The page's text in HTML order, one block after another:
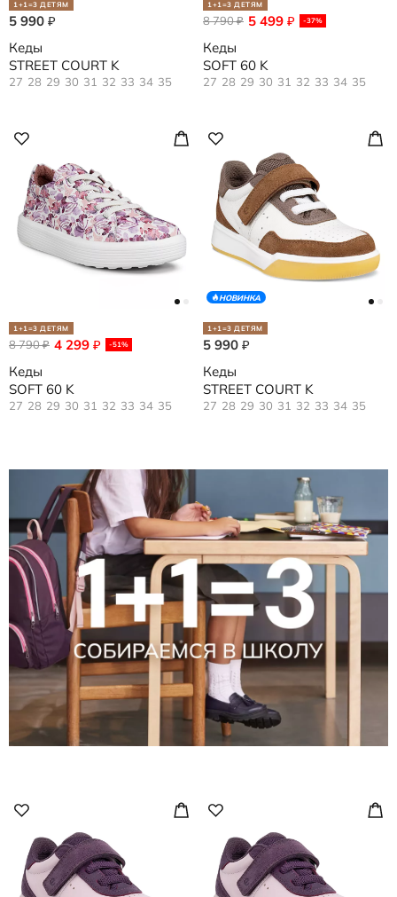
1+1=3 ДЕТЯМ
5 990 ₽
Кеды
STREET COURT K
27 28 29 30 31 32 33 34 35
1+1=3 ДЕТЯМ
5 499 ₽ -37%
8 790₽
Кеды
SOFT 60 K
27 28 29 30 31 32 33 34 35
1+1=3 ДЕТЯМ
4 299 ₽ -51%
8 790₽
Кеды
SOFT 60 K
27 28 29 30 31 32 33 34 35
НОВИНКА
1+1=3 ДЕТЯМ
5 990 ₽
Кеды
STREET COURT K
27 28 29 30 31 32 33 34 35